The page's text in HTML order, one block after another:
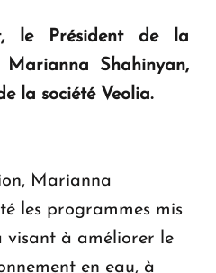
d'alternative concrète, la
ne se pose pas. "
le Président de la
Shahinyan,
la société Veolia.
Marianna
les programmes mis
visant à améliorer le
en eau, à